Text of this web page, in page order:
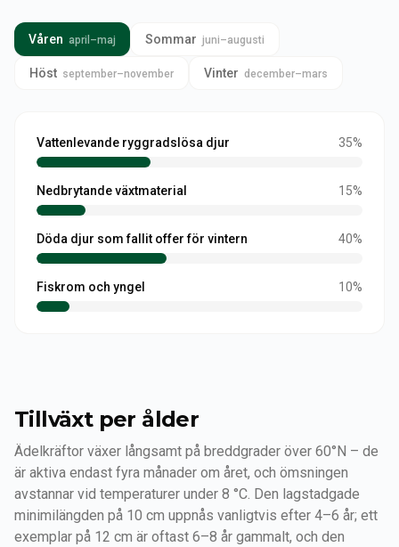
Våren april–maj Sommar juni–augusti
Höst september–november Vinter december–mars
Vattenlevande ryggradslösa djur 35%
Nedbrytande växtmaterial 15%
Döda djur som fallit offer för vintern 40%
Fiskrom och yngel 10%
Tillväxt per ålder
Ädelkräftor växer långsamt på breddgrader över 60°N – de
är aktiva endast fyra månader om året, och ömsningen
avstannar vid temperaturer under 8 °C. Den lagstadgade
minimilängden på 10 cm uppnås vanligtvis efter 4–6 år; ett
exemplar på 12 cm är oftast 6–8 år gammalt, och den